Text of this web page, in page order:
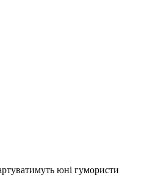
юні гумористи